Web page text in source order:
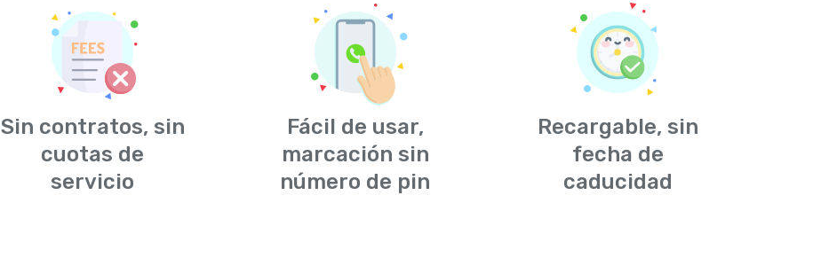
Sin contratos, sin
cuotas de
servicio
Fácil de usar,
marcación sin
número de pin
Recargable, sin
fecha de
caducidad